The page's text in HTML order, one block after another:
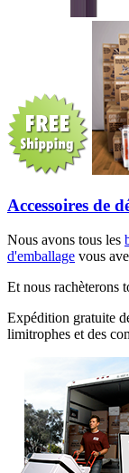
Accessoires de
Nous avons tous les
d'emballage vous
Et nous rachèterons
Expédition gratuite
limitrophes et des